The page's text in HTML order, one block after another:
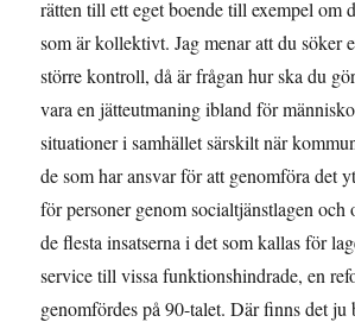
rätten till ett eget boende till exempel om
som är kollektivt. Jag menar att du söker
större kontroll, då är frågan hur ska du
vara en jätteutmaning ibland för
situationer i samhället särskilt när
de som har ansvar för att genomföra det
för personer genom socialtjänstlagen och
de flesta insatserna i det som kallas för
service till vissa funktionshindrade, en
genomfördes på 90-talet. Där finns det ju